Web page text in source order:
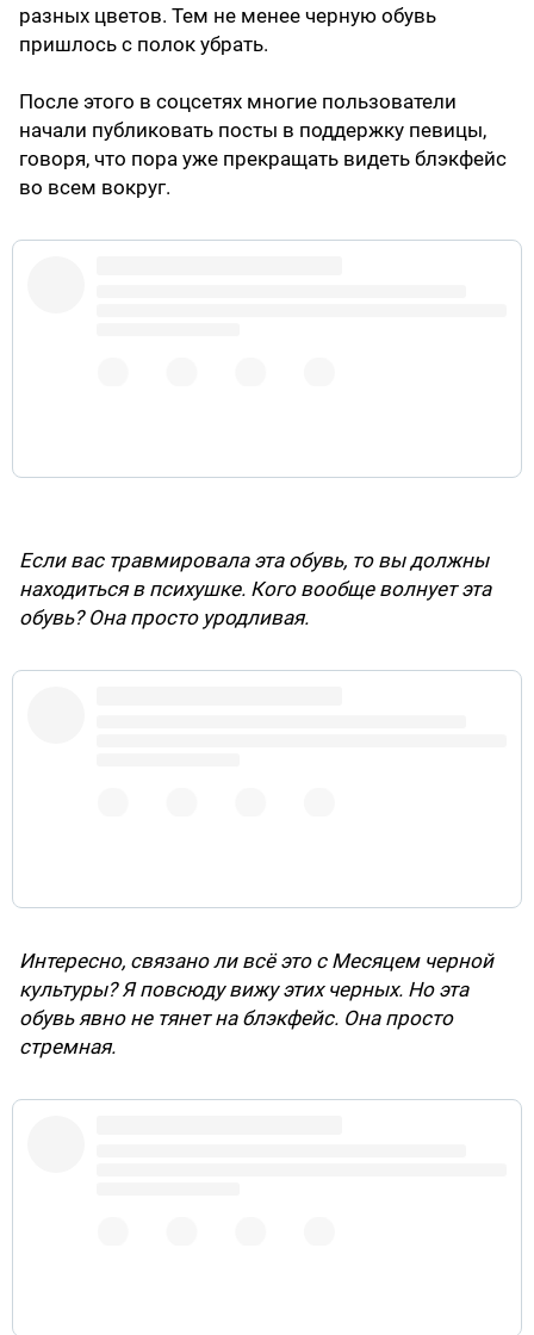
разных цветов. Тем не менее черную обувь
пришлось с полок убрать.
После этого в соцсетях многие пользователи
начали публиковать посты в поддержку певицы,
говоря, что пора уже прекращать видеть блэкфейс
во всем вокруг.
If you are being traumatized by shoes you need to be
Если вас травмировала эта обувь, то вы должны
находиться в психушке. Кого вообще волнует эта
обувь? Она просто уродливая.
I wonder if all of that has to do with Black history
Интересно, связано ли всё это с Месяцeм черной
культуры? Я повсюду вижу этих черных. Но эта
обувь явно не тянет на блэкфейс. Она просто
стремная.
I don't see these as blackface. I just see some shoes